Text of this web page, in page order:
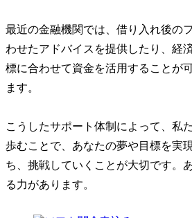
最近の金融機関では、借り入れ後の
わせたアドバイスを提供したり、経
標に合わせて資金を活用することが
ます。
こうしたサポート体制によって、私
歩むことで、あなたの夢や目標を実
ち、挑戦していくことが大切です。
る力があります。